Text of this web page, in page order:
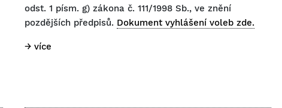
odst. 1 písm. g) zákona č. 111/1998 Sb., ve znění
pozdějších předpisů. Dokument vyhlášení voleb zde.
→ více